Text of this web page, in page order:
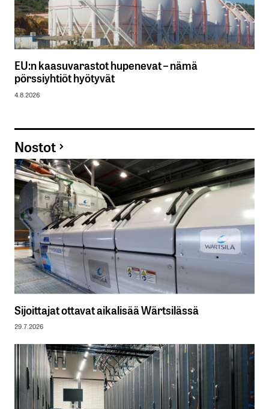
EU:n kaasuvarastot hupenevat – nämä
pörssiyhtiöt hyötyvät
4.8.2026
Nostot
Sijoittajat ottavat aikalisää Wärtsilässä
29.7.2026